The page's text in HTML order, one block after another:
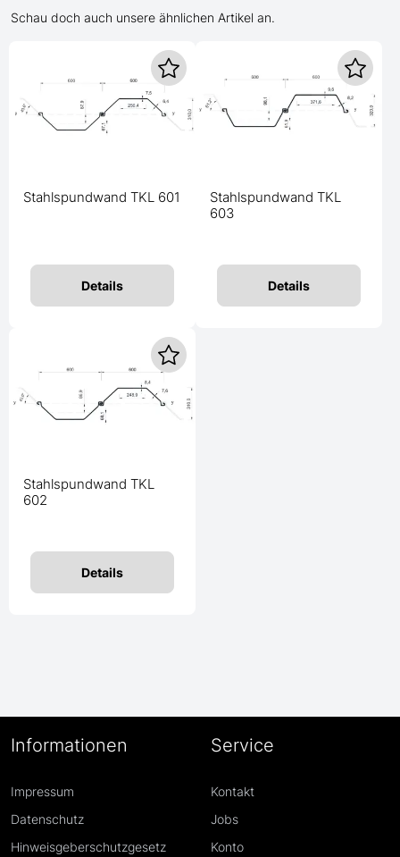
Schau doch auch unsere ähnlichen Artikel an.
Stahlspundwand TKL 601
Details
Stahlspundwand TKL
603
Details
Stahlspundwand TKL
602
Details
Informationen
Impressum
Datenschutz
Hinweisgeberschutzgesetz
Service
Kontakt
Jobs
Konto